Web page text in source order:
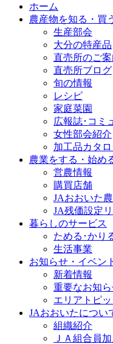
ホーム
農産物を知る・買
生産部会
大分の特産品
直売所のご案
直売所ブログ
旬の情報
レシピ
家庭菜園
広報誌･コミ
女性部会紹介
加工品カタ
農業をする・始め
営農情報
購買店舗
JAおおいた
JA残価設定
暮らしのサービス
ためる･かり
生活事業
お知らせ・イベン
新着情報
重要なお知
エリアトピッ
JAおおいたについ
組織紹介
ＪＡ組合員